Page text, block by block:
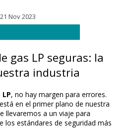
21 Nov 2023
gas LP seguras: la
industria
, no hay margen para errores.
en el primer plano de nuestra
llevaremos a un viaje para
los estándares de seguridad más